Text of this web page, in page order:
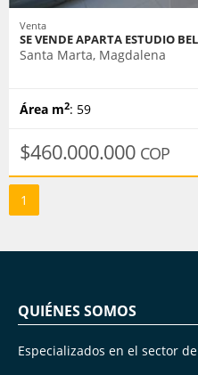
Venta
SE VENDE APARTA ESTUDIO
Santa Marta, Magdalena
Área m2: 59
$460.000.000 COP
1
QUIÉNES SOMOS
Especializados en el sector